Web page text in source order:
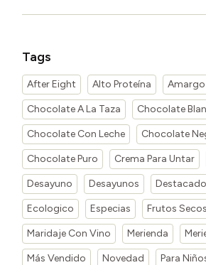
Tags
After Eight Alto Proteína Amargo
Chocolate A La Taza Chocolate
Chocolate Con Leche Chocolate
Chocolate Puro Crema Para Untar
Desayuno Desayunos Destacado
Ecologico Especias Frutos Secos
Maridaje Con Vino Merienda
Más Vendido Novedad Para